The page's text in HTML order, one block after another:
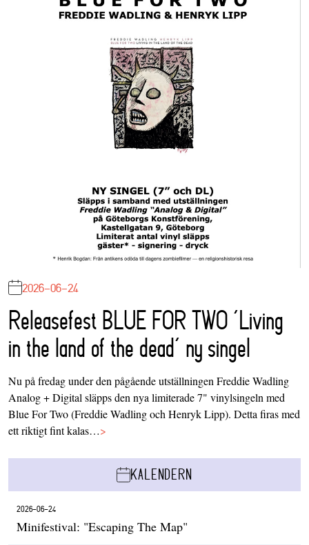
2026-06-24
Releasefest BLUE FOR TWO ‘Living
in the land of the dead’ ny singel
Nu på fredag under den pågående utställningen Freddie Wadling
Analog + Digital släpps den nya limiterade 7" vinylsingeln med
Blue For Two (Freddie Wadling och Henryk Lipp). Detta firas med
ett riktigt fint kalas…>
KALENDERN
2026-06-24
Minifestival: "Escaping The Map"